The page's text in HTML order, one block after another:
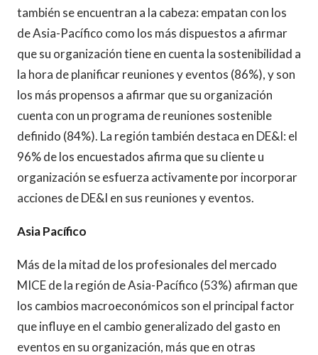
también se encuentran a la cabeza: empatan con los
de Asia-Pacífico como los más dispuestos a afirmar
que su organización tiene en cuenta la sostenibilidad a
la hora de planificar reuniones y eventos (86%), y son
los más propensos a afirmar que su organización
cuenta con un programa de reuniones sostenible
definido (84%). La región también destaca en DE&I: el
96% de los encuestados afirma que su cliente u
organización se esfuerza activamente por incorporar
acciones de DE&I en sus reuniones y eventos.
Asia Pacífico
Más de la mitad de los profesionales del mercado
MICE de la región de Asia-Pacífico (53%) afirman que
los cambios macroeconómicos son el principal factor
que influye en el cambio generalizado del gasto en
eventos en su organización, más que en otras